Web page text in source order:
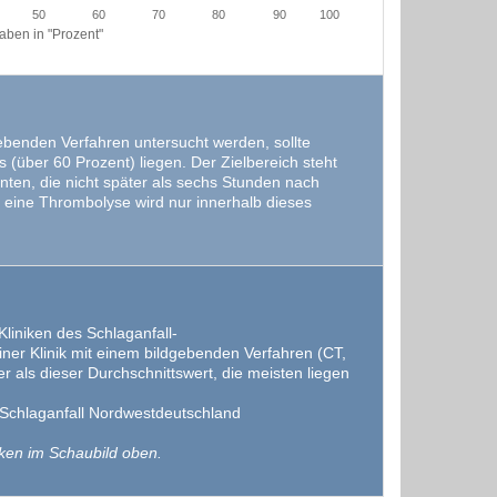
in "Prozent"
50 60 70 80 90 100
Verfahren untersucht werden, sollte
(über 60 Prozent) liegen. Der Zielbereich steht
die nicht später als sechs Stunden nach
Thrombolyse wird nur innerhalb dieses
des Schlaganfall-
Klinik mit einem bildgebenden Verfahren (CT,
als dieser Durchschnittswert, die meisten liegen
Nordwestdeutschland
im Schaubild oben.